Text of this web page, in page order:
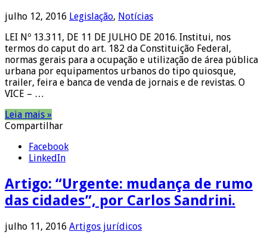
julho 12, 2016 Legislação, Notícias
LEI Nº 13.311, DE 11 DE JULHO DE 2016. Institui, nos
termos do caput do art. 182 da Constituição Federal,
normas gerais para a ocupação e utilização de área pública
urbana por equipamentos urbanos do tipo quiosque,
trailer, feira e banca de venda de jornais e de revistas. O
VICE – …
Leia mais »
Compartilhar
Facebook
LinkedIn
Artigo: “Urgente: mudança de rumo
das cidades”, por Carlos Sandrini.
julho 11, 2016 Artigos jurídicos